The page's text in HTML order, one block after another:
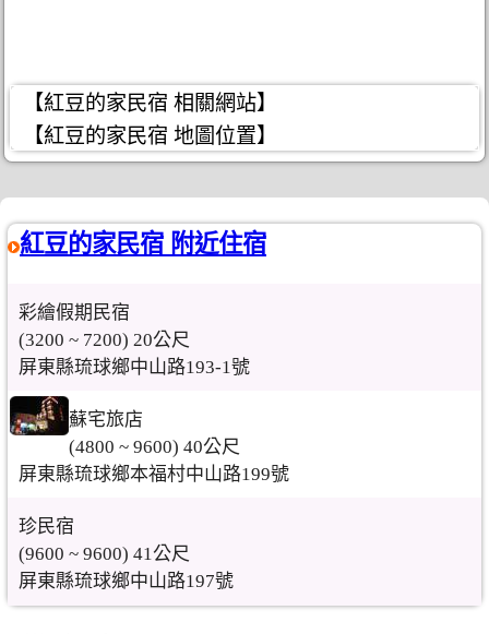
【紅豆的家民宿 相關網站】
【紅豆的家民宿 地圖位置】
紅豆的家民宿 附近住宿
彩繪假期民宿
(3200 ~ 7200) 20公尺
屏東縣琉球鄉中山路193-1號
蘇宅旅店
(4800 ~ 9600) 40公尺
屏東縣琉球鄉本福村中山路199號
珍民宿
(9600 ~ 9600) 41公尺
屏東縣琉球鄉中山路197號